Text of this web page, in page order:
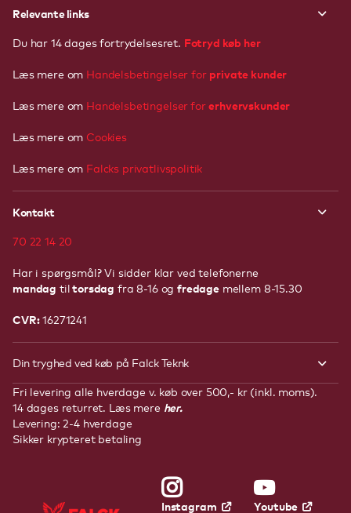
Relevante links
Du har 14 dages fortrydelsesret. Fotryd køb her
Læs mere om Handelsbetingelser for private kunder
Læs mere om Handelsbetingelserforerhvervskunder
Læs mere om Cookies
Læs mere om Falcks privatlivspolitik
Kontakt
70 22 14 20
Har i spørgsmål? Vi sidder klar ved telefonerne
mandag tiltorsdag fra 8-16 ogfredagemellem 8-15.30
CVR:16271241
Din tryghed ved køb på Falck Teknk
Fri levering alle hverdage v. køb over 500,- kr (inkl. moms).
14 dages returret. Læs mere her.
Levering: 2-4 hverdage
Sikker krypteret betaling
Instagram Youtube